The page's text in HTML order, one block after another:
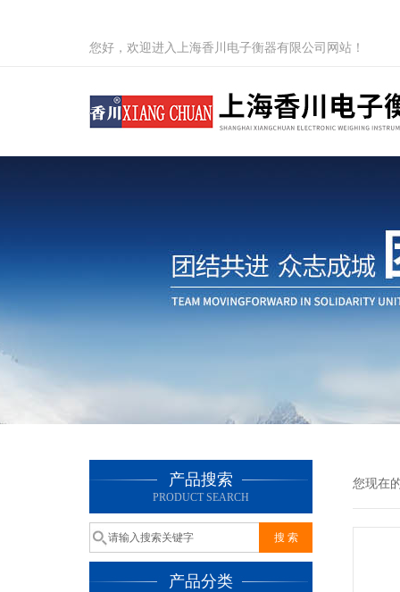
您好，欢迎进入上海香川电子衡器有限公司网站！
产品搜索
PRODUCT SEARCH
产品分类
您现在